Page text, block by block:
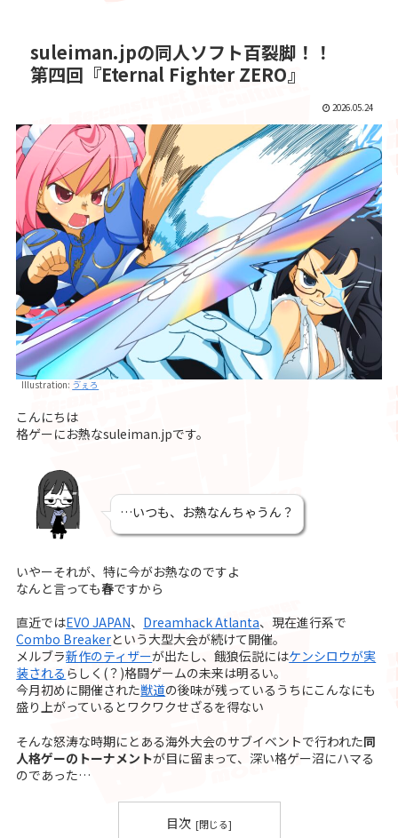
suleiman.jpの同人ソフト百裂脚！！
第四回『Eternal Fighter ZERO』
2026.05.24
Illustration: ゔぇろ
こんにちは
格ゲーにお熱なsuleiman.jpです。
…いつも、お熱なんちゃうん？
いやーそれが、特に今がお熱なのですよ
なんと言っても春ですから
直近ではEVO JAPAN、 Dreamhack Atlanta、現在進行系で
Combo Breakerという大型大会が続けて開催。
メルブラ新作のティザーが出たし、餓狼伝説にはケンシロウが実
装される らしく(？)格闘ゲームの未来は明るい。
今月初めに開催された獣道の後味が残っているうちにこんなにも
盛り上がっているとワクワクせざるを得ない
そんな怒涛な時期にとある海外大会のサブイベントで行われた同
人格ゲーのトーナメントが目に留まって、深い格ゲー沼にハマる
のであった…
目次